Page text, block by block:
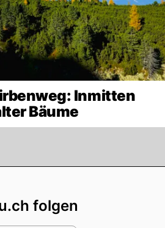
Inmitten
Bäume
folgen